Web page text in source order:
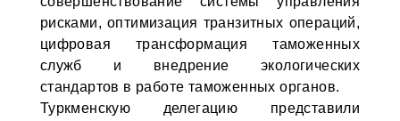
рисками, оптимизация транзитных операций,
цифровая трансформация таможенных
служб и внедрение экологических
стандартов в работе таможенных органов.
Туркменскую делегацию представили